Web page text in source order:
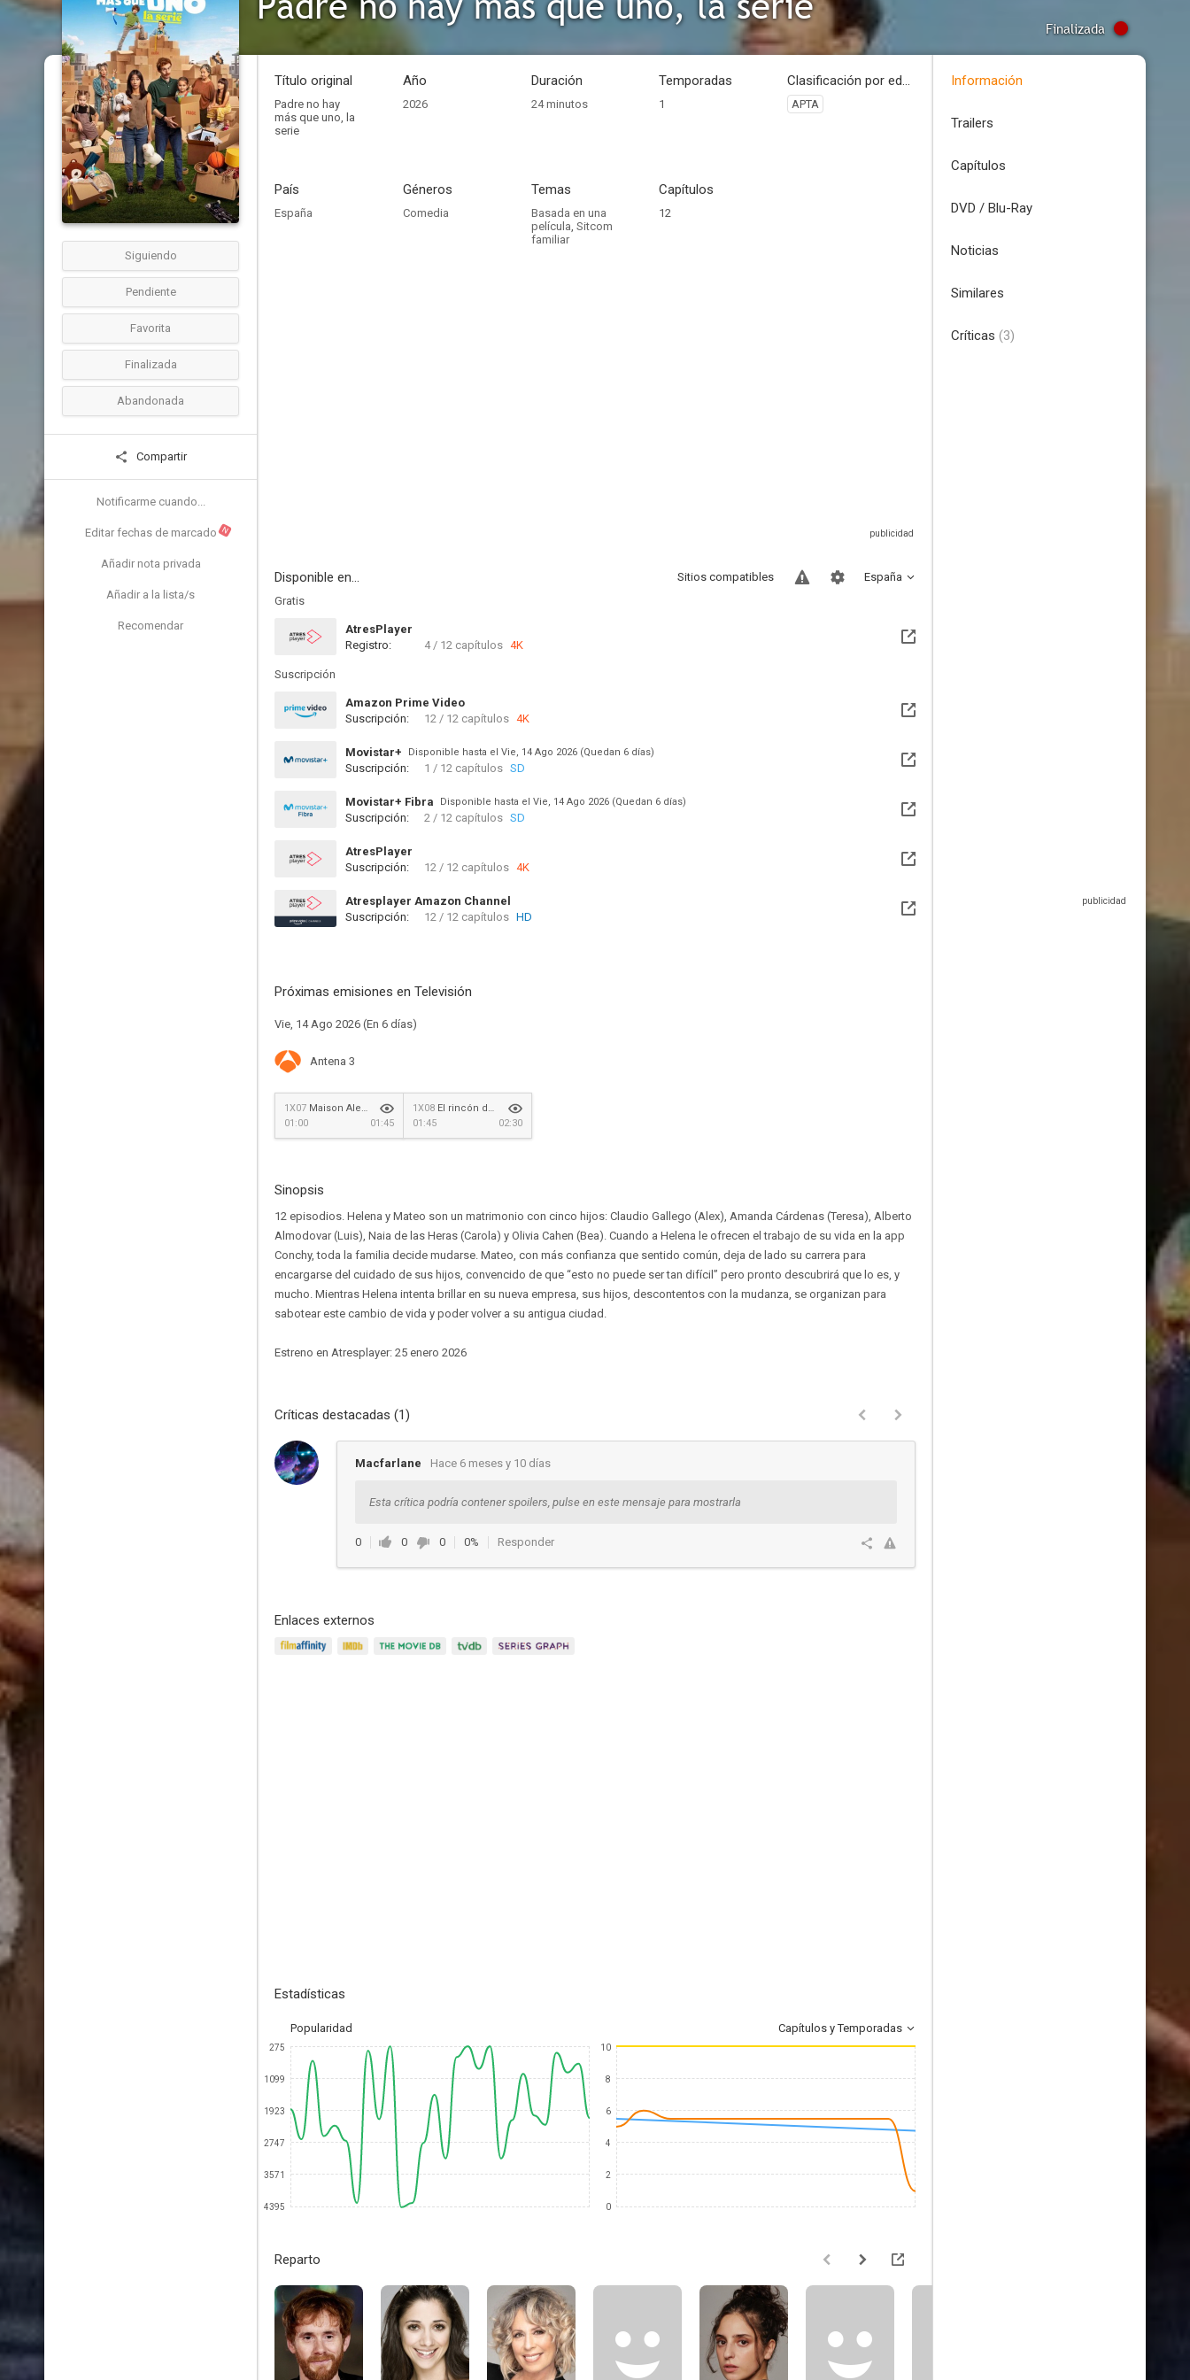
Finalizada
Siguiendo
Pendiente
Favorita
Finalizada
Abandonada
Compartir
Notificarme cuando...
Editar fechas de marcado N
Añadir nota privada
Añadir a la lista/s
Recomendar
Título original
Padre no hay
más que uno, la
serie
Año
2026
Duración
24 minutos
Temporadas
1
Clasificación por edades
APTA
País
España
Géneros
Comedia
Temas
Basada en una
película, Sitcom
familiar
Capítulos
12
Disponible en... España
Sitios compatibles
Gratis
AtresPlayer
Registro:
4 / 12 capítulos 4K
Suscripción
Amazon Prime Video
Suscripción:
12 / 12 capítulos 4K
Movistar+ Disponible hasta el Vie, 14 Ago 2026 (Quedan 6 días)
Suscripción: 1 / 12 capítulos SD
Movistar+ Fibra Disponible hasta el Vie, 14 Ago 2026 (Quedan 6 días)
Suscripción: 2 / 12 capítulos SD
AtresPlayer
Suscripción:
12 / 12 capítulos 4K
Atresplayer Amazon Channel
Suscripción:
12 / 12 capítulos HD
Próximas emisiones en Televisión
Vie, 14 Ago 2026 (En 6 días)
Antena 3
1X07 Maison Alexé
01:00
01:45
1X08El rincón de pensar
01:45
02:30
Sinopsis
12 episodios. Helena y Mateo son un matrimonio con cinco hijos: Claudio Gallego (Alex), Amanda Cárdenas (Teresa), Alberto
Almodovar (Luis), Naia de las Heras (Carola) y Olivia Cahen (Bea). Cuando a Helena le ofrecen el trabajo de su vida en la app
Conchy, toda la familia decide mudarse. Mateo, con más confianza que sentido común, deja de lado su carrera para
encargarse del cuidado de sus hijos, convencido de que “esto no puede ser tan difícil” pero pronto descubrirá que lo es, y
mucho. Mientras Helena intenta brillar en su nueva empresa, sus hijos, descontentos con la mudanza, se organizan para
sabotear este cambio de vida y poder volver a su antigua ciudad.
Estreno en Atresplayer: 25 enero 2026
Críticas destacadas (1)
Macfarlane Hace 6 meses y 10 días
Esta crítica podría contener spoilers, pulse en este mensaje para mostrarla
0 0 0 0% Responder
Enlaces externos
Estadísticas
Popularidad Capítulos y Temporadas
275
1099
1923
2747
3571
4395
10
8
6
4
2
0
Reparto
Información
Trailers
Capítulos
DVD / Blu-Ray
Noticias
Similares
Críticas (3)